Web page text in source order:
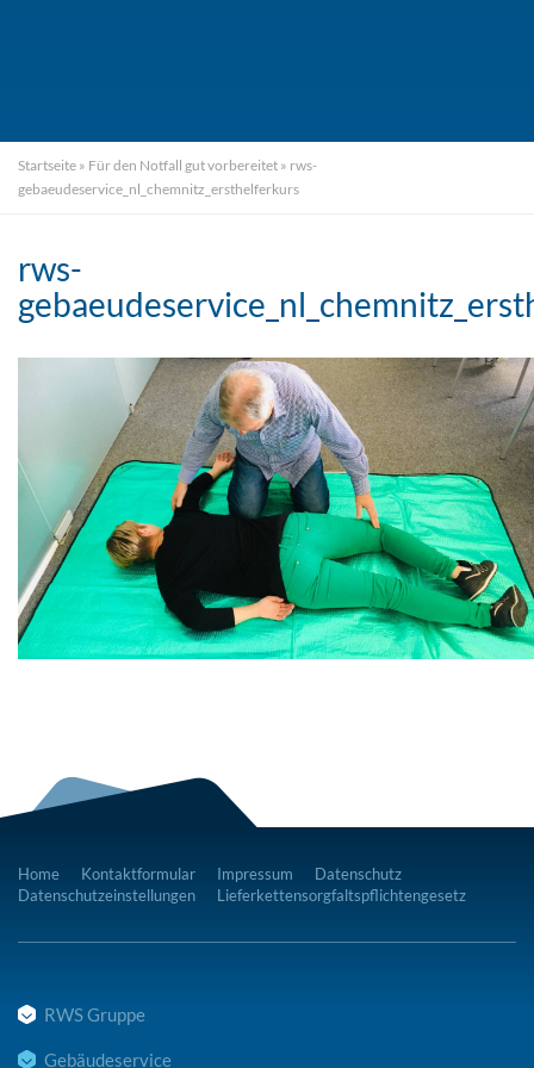
Startseite » Für den Notfall gut vorbereitet » rws-
gebaeudeservice_nl_chemnitz_ersthelferkurs
rws-
Home Kontaktformular Impressum
Datenschutz
Datenschutzeinstellungen
Lieferkettensorgfaltspflichtengesetz
RWS Gruppe
Gebäudeservice